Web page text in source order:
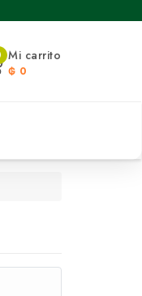
Mi carrito
₲ 0